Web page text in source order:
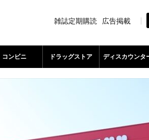
雑誌定期購読 広告掲載
コンビニ ドラッグストア ディスカウンタ